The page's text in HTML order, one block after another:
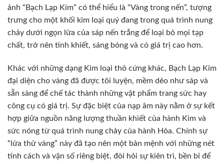
ảnh “Bạch Lạp Kim” có thể hiểu là “Vàng trong nến”, tượng
trưng cho một khối kim loại quý đang trong quá trình nung
chảy dưới ngọn lửa của sáp nến trắng để loại bỏ mọi tạp
chất, trở nên tinh khiết, sáng bóng và có giá trị cao hơn.
Khác với những dạng Kim loại thô cứng khác, Bạch Lạp Kim
đại diện cho vàng đã được tôi luyện, mềm dẻo như sáp và
sẵn sàng để chế tác thành những vật phẩm trang sức hay
công cụ có giá trị. Sự đặc biệt của nạp âm này nằm ở sự kết
hợp giữa nguồn năng lượng thuần khiết của hành Kim và
sức nóng từ quá trình nung chảy của hành Hỏa. Chính sự
“lửa thử vàng” này đã tạo nên một bản mệnh với những nét
tính cách và vận số riêng biệt, đòi hỏi sự kiên trì, bền bỉ để